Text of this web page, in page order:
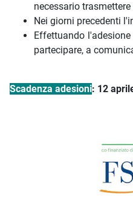
necessario
Nei giorni precedenti
Effettuando
partecipare, a
Scadenza adesioni: 12